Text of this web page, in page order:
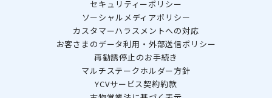
セキュリティーポリシー
ソーシャルメディアポリシー
カスタマーハラスメントへの対応
お客さまのデータ利用・外部送信ポリシー
再勧誘停止のお手続き
マルチステークホルダー方針
YCVサービス契約約款